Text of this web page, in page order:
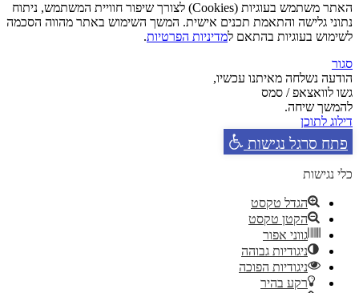
האתר משתמש בעוגיות (Cookies) לצורך שיפור חוויית המשתמש, ניתוח
נתוני גלישה והתאמת תכנים אישית. המשך השימוש באתר מהווה הסכמה
לשימוש בעוגיות בהתאם למדיניות הפרטיות.
סגור
הודעה נשלחה מאיתנו עכשיו,
גשו לוואצאפ / סמס
להמשך שיחה.
דילוג לתוכן
פתח סרגל נגישות
כלי נגישות
הגדל טקסט
הקטן טקסט
גווני אפור
ניגודיות גבוהה
ניגודיות הפוכה
רקע בהיר